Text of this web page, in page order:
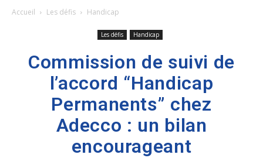
Accueil Les défis Handicap
Les défis Handicap
Commission de suivi de
l’accord “Handicap
Permanents” chez
Adecco : un bilan
encourageant